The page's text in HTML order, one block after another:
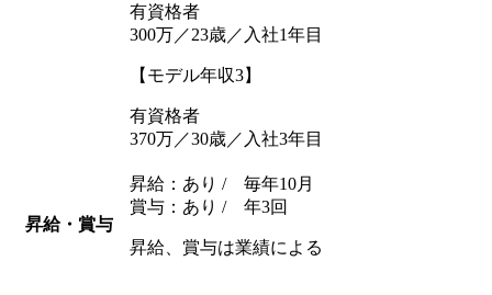
有資格者
300万／23歳／入社1年目
【モデル年収3】
有資格者
370万／30歳／入社3年目
昇給・賞与
昇給：あり / 毎年10月
賞与：あり / 年3回
昇給、賞与は業績による